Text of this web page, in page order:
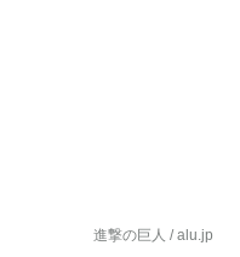
進撃の巨人 / alu.jp